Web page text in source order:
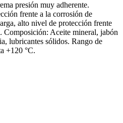
presión muy adherente.
frente a la corrosión de
alto nivel de protección frente
Composición: Aceite mineral, jabón
lubricantes sólidos. Rango de
+120 °C.